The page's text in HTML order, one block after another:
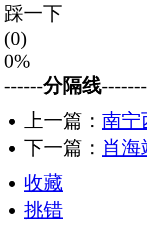
踩一下
(0)
0%
------分隔线
上一篇： 南宁
下一篇： 肖
收藏
挑错